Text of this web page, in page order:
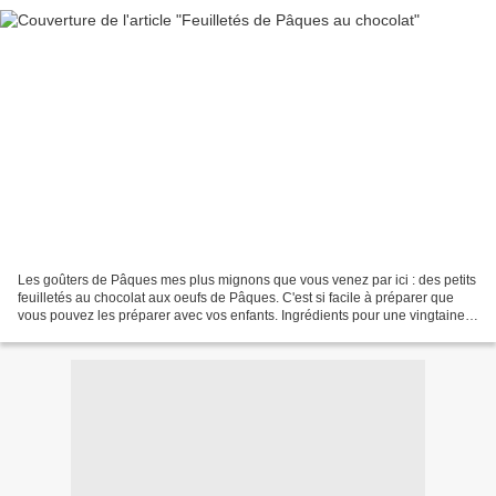
Les goûters de Pâques mes plus mignons que vous venez par ici : des petits
feuilletés au chocolat aux oeufs de Pâques. C'est si facile à préparer que
vous pouvez les préparer avec vos enfants. Ingrédients pour une vingtaine